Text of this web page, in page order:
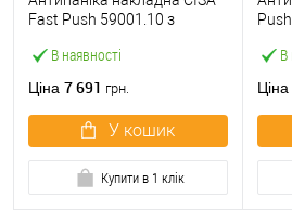
В наявності
Fast Push 59001.10 з
мм червона
Ціна 7 691 грн.
У кошик
Купити в 1 клік
В
Ціна